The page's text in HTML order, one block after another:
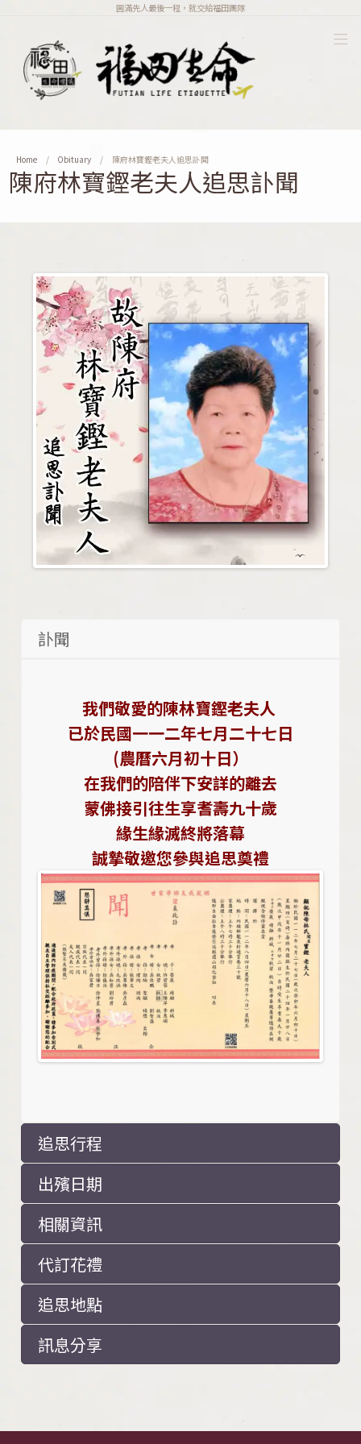
圓滿先人最後一程，就交給福田團隊
Home Obituary 陳府林寶鏗老夫人追思訃聞
陳府林寶鏗老夫人追思訃聞
訃聞
我們敬愛的陳林寶鏗老夫人
已於民國一一二年七月二十七日
(農曆六月初十日）
在我們的陪伴下安詳的離去
蒙佛接引往生享耆壽九十歲
緣生緣滅終將落幕
誠摯敬邀您參與追思奠禮
追思行程
出殯日期
相關資訊
代訂花禮
追思地點
訊息分享